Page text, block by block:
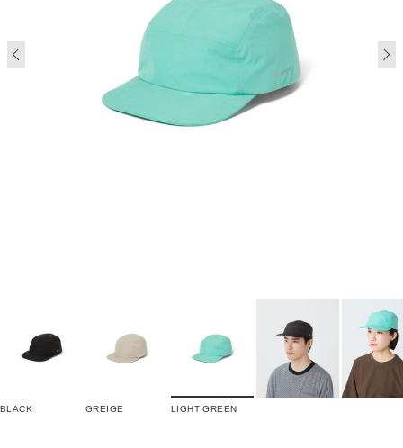
BLACK GREIGE LIGHT GREEN